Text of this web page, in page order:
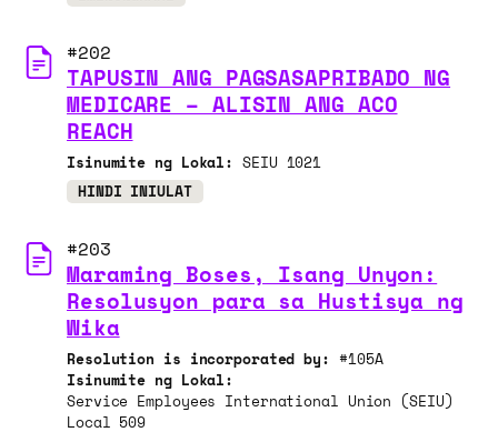
#202
TAPUSIN ANG PAGSASAPRIBADO NG
MEDICARE – ALISIN ANG ACO
REACH
Isinumite ng Lokal: SEIU 1021
HINDI INIULAT
#203
Maraming Boses, Isang Unyon:
Resolusyon para sa Hustisya ng
Wika
Resolution is incorporated by: #105A
Isinumite ng Lokal:
Service Employees International Union (SEIU)
Local 509